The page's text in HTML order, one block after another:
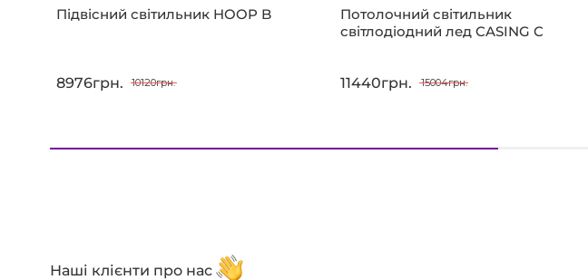
Підвісний світильник HOOP B
8976грн. 10120грн.
Потолочний світильник
світлодіодний лед CASING C
11440грн. 15004грн.
Наші клієнти про нас